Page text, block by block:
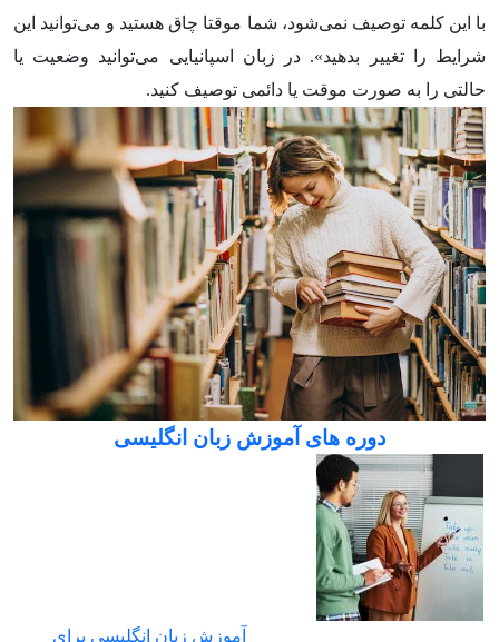
با این کلمه توصیف نمی‌شود، شما موقتا چاق هستید و می‌توانید این
شرایط را تغییر بدهید». در زبان اسپانیایی می‌توانید وضعیت یا
حالتی را به صورت موقت یا دائمی توصیف کنید.
دوره های آموزش زبان انگلیسی
آموزش زبان انگلیسی برای